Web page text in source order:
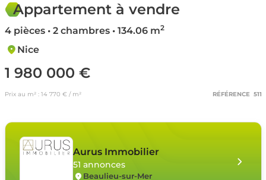
Appartement à vendre
4 pièces • 2 chambres • 134.06 m2
Nice
1 980 000 €
Prix au m² : 14 770 € / m² RÉFÉRENCE 511
Aurus Immobilier
51 annonces
Beaulieu-sur-Mer